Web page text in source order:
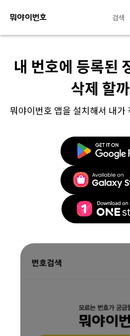
검색
내 번호에 등록된
삭제 할
뭐야이번호 앱을 설치해서 내가